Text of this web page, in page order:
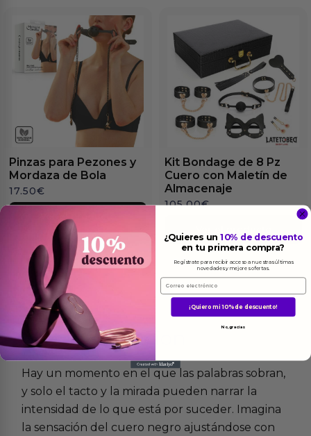
Pinzas para Pezones y
Mordaza de Bola
17.50€
Ver el producto
Kit Bondage de 8 Pz
Cuero con Maletín de
Almacenaje
105.00€
Másinformacion
Hay un momento en el que las palabras sobran,
y solo el tacto y la mirada pueden narrar la
intensidad de lo que está por suceder. Imagina
la sensación del cuero negro ajustándose con
¿Quieres un10% de descuento
en tu primera compra?
Regístrate para recibir acceso a nuestras últimas
novedades y mejores ofertas.
Email
¡Quiero mi 10% de descuento!
No, gracias